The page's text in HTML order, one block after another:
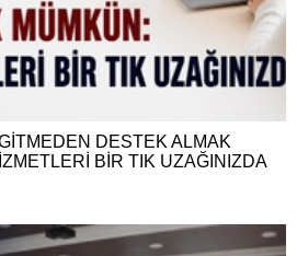
DESTEK ALMAK
BİR TIK UZAĞINIZDA